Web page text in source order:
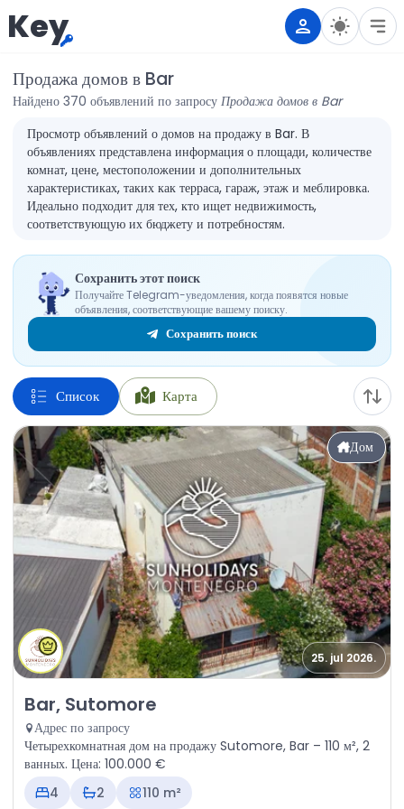
Key
Продажа домов в Bar
Найдено 370 объявлений по запросу Продажа домов в Bar
Просмотр объявлений о домов на продажу в Bar. В
объявлениях представлена информация о площади, количестве
комнат, цене, местоположении и дополнительных
характеристиках, таких как терраса, гараж, этаж и меблировка.
Идеально подходит для тех, кто ищет недвижимость,
соответствующую их бюджету и потребностям.
Сохранить этот поиск
Получайте Telegram-уведомления, когда появятся новые
объявления, соответствующие вашему поиску.
Сохранить поиск
Список Карта
Дом
25. jul 2026.
Продажа - Дом Bar, Sutomore
Bar, Sutomore
Адрес по запросу
Четырехкомнатная дом на продажу Sutomore, Bar – 110 м², 2
ванных. Цена: 100.000 €
4
2 110 m²